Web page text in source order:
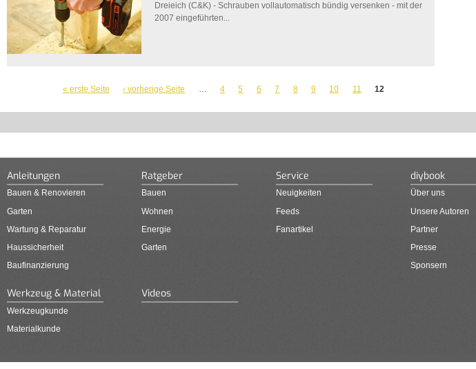
Dreieich (C&K) - Schrauben vollautomatisch bündig versenken - mit der
2007 eingeführten...
« erste Seite ‹ vorherige Seite … 4 5 6 7 8 9 10 11 12
Anleitungen
Bauen & Renovieren
Garten
Wartung & Reparatur
Haussicherheit
Baufinanzierung
Ratgeber
Bauen
Wohnen
Energie
Garten
Service
Neuigkeiten
Feeds
Fanartikel
diybook
Über uns
Unsere Autoren
Partner
Presse
Sponsern
Werkzeug & Material
Werkzeugkunde
Materialkunde
Videos